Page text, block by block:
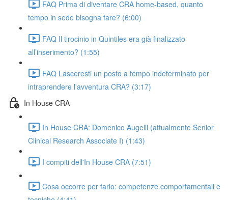
FAQ Prima di diventare CRA home-based, quanto
tempo in sede bisogna fare? (6:00)
FAQ Il tirocinio in Quintiles era già finalizzato
all’inserimento? (1:55)
FAQ Lasceresti un posto a tempo indeterminato per
intraprendere l'avventura CRA? (3:17)
In House CRA
In House CRA: Domenico Augelli (attualmente Senior
Clinical Research Associate I) (1:43)
I compiti dell'In House CRA (7:51)
Cosa occorre per farlo: competenze comportamentali e